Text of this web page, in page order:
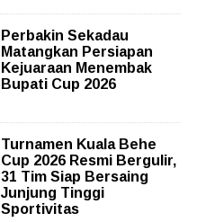
Perbakin Sekadau
Matangkan Persiapan
Kejuaraan Menembak
Bupati Cup 2026
Turnamen Kuala Behe
Cup 2026 Resmi Bergulir,
31 Tim Siap Bersaing
Junjung Tinggi
Sportivitas